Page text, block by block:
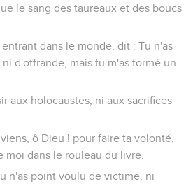
le sang des taureaux et des boucs
dans le monde, dit : Tu n'as
d'offrande, mais tu m'as formé un
aux holocaustes, ni aux sacrifices
ô Dieu ! pour faire ta volonté,
moi dans le rouleau du livre.
n'as point voulu de victime, ni